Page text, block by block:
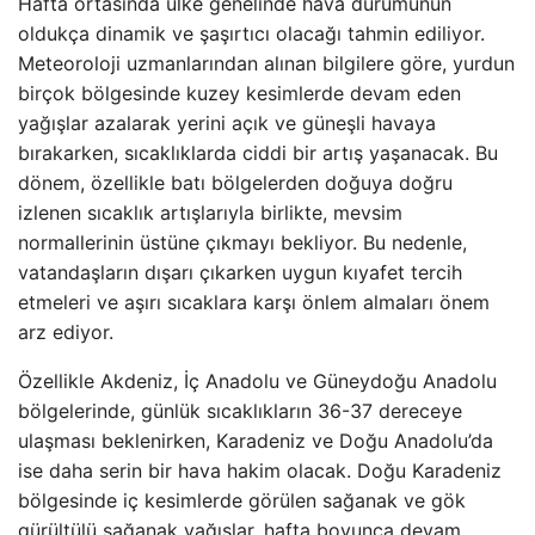
oldukça dinamik ve şaşırtıcı olacağı tahmin ediliyor.
Meteoroloji uzmanlarından alınan bilgilere göre, yurdun
birçok bölgesinde kuzey kesimlerde devam eden
yağışlar azalarak yerini açık ve güneşli havaya
bırakarken, sıcaklıklarda ciddi bir artış yaşanacak. Bu
dönem, özellikle batı bölgelerden doğuya doğru
izlenen sıcaklık artışlarıyla birlikte, mevsim
normallerinin üstüne çıkmayı bekliyor. Bu nedenle,
vatandaşların dışarı çıkarken uygun kıyafet tercih
etmeleri ve aşırı sıcaklara karşı önlem almaları önem
arz ediyor.
Özellikle Akdeniz, İç Anadolu ve Güneydoğu Anadolu
bölgelerinde, günlük sıcaklıkların 36-37 dereceye
ulaşması beklenirken, Karadeniz ve Doğu Anadolu’da
ise daha serin bir hava hakim olacak. Doğu Karadeniz
bölgesinde iç kesimlerde görülen sağanak ve gök
gürültülü sağanak yağışlar, hafta boyunca devam